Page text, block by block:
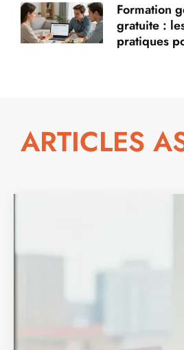
Formation
gratuite :
pratiques
ARTICLES